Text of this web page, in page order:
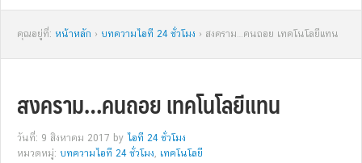
คุณอยู่ที่: หน้าหลัก › บทความไอที 24 ชั่วโมง › สงคราม…คนถอย เทคโนโลยีแทน
สงคราม…คนถอย เทคโนโลยีแทน
วันที่: 9 สิงหาคม 2017 by ไอที 24 ชั่วโมง
หมวดหมู่: บทความไอที 24 ชั่วโมง, เทคโนโลยี